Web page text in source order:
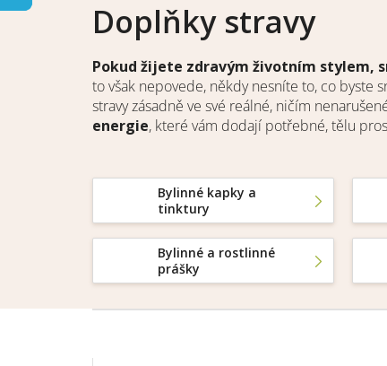
Doplňky stravy
Pokud žijete zdravým životním stylem,
to však nepovede, někdy nesníte to, co byste
stravy zásadně ve své reálné, ničím
energie, které vám dodají potřebné, tělu
Bylinné kapky a
tinktury
Bylinné a rostlinné
prášky